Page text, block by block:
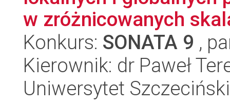
w zróżnicowanych
Konkurs: SONATA 9 ,
Kierownik: dr Paweł
Uniwersytet